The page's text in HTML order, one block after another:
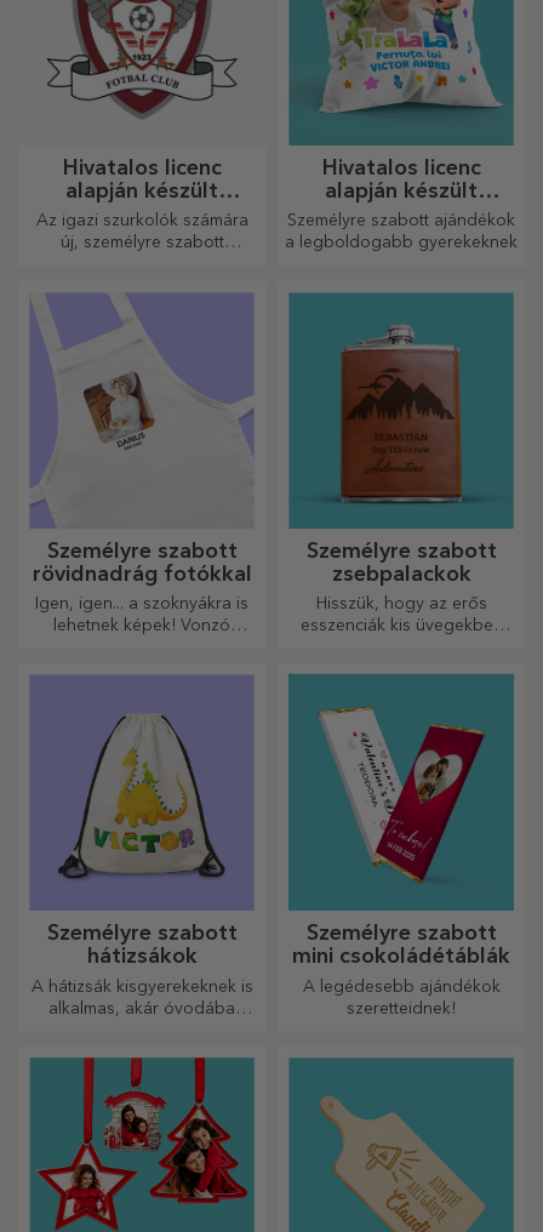
Hivatalos licenc
alapján készült
személyre szabott
ajándékok – FC Rapid
Az igazi szurkolók számára
új, személyre szabott
hivatalos licencével, a fehér-
lila csapat
együttműködésével.
Hivatalos licenc
alapján készült
személyre szabott
ajándékok - TraLaLa
Személyre szabott ajándékok
a legboldogabb gyerekeknek
Személyre szabott
rövidnadrág fotókkal
Igen, igen... a szoknyákra is
lehetnek képek! Vonzó
Személyre szabott
zsebpalackok
Hisszük, hogy az erős
esszenciák kis üvegekben
Személyre szabott
hátizsákok
A hátizsák kisgyerekeknek is
alkalmas, akár óvodába
amelyik a legjobban illik a
kicsidhez!
Személyre szabott
mini csokoládétáblák
A legédesebb ajándékok
szeretteidnek!